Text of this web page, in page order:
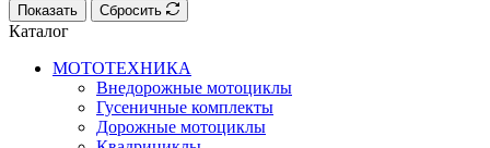
Показать Сбросить
Каталог
МОТОТЕХНИКА
Внедорожные мотоциклы
Гусеничные комплекты
Дорожные мотоциклы